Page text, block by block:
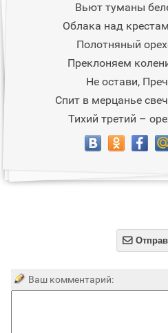
Вьют туманы
Облака над
Полотняный
Преклоняем
Не остави,
Спит в мерцанье
Тихий третий –

Ваш комментарий: